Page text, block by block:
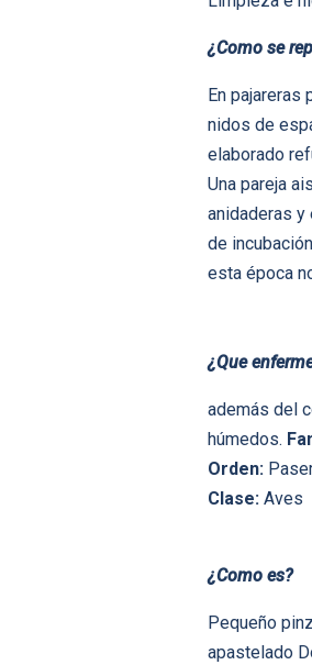
¿Como se
En pajareras
nidos de
elaborado
Una pareja
anidaderas
de
esta época
¿Que
además del
húmedos.
Orden:
Clase: Aves
¿Como es?
Pequeño
apastelado